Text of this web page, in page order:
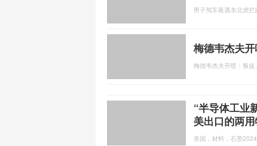
男子驾车夜遇东北虎拦
梅德韦杰夫
梅德韦杰夫开喷：叛徒
“半导体工业
美出口的两
美国，材料，石墨